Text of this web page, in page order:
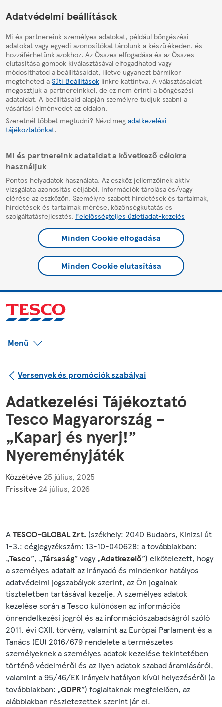
HelpPage
Adatvédelmi beállítások
Mi és partnereink személyes adatokat, például böngészési
adatokat vagy egyedi azonosítókat tárolunk a készülékeden, és
hozzáférhetünk azokhoz. Az Összes elfogadása és az Összes
elutasítása gombok kiválasztásával elfogadhatod vagy
módosíthatod a beállításaidat, illetve ugyanezt bármikor
megteheted a Süti Beállítások linkre kattintva. A választásaidat
megosztjuk a partnereinkkel, de ez nem érinti a böngészési
adataidat. A beállításaid alapján személyre tudjuk szabni a
vásárlási élményedet az oldalon.
Szeretnél többet megtudni? Nézd meg adatkezelési
tájékoztatónkat.
Mi és partnereink adataidat a következő célokra
használjuk
Pontos helyadatok használata. Az eszköz jellemzőinek aktív
vizsgálata azonosítás céljából. Információk tárolása és/vagy
elérése az eszközön. Személyre szabott hirdetések és tartalmak,
hirdetések és tartalmak mérése, közönségkutatás és
szolgáltatásfejlesztés. Felelősségteljes üzletiadat-kezelés
Minden Cookie elfogadása
Minden Cookie elutasítása
Menü
Versenyek és promóciók szabályai
Adatkezelési Tájékoztató
Tesco Magyarország –
„Kaparj és nyerj!”
Nyereményjáték
Közzétéve 25 július, 2025
Frissítve 24 július, 2026
ATESCO-GLOBAL Zrt. (székhely: 2040 Budaörs, Kinizsi út
1-3.; cégjegyzékszám: 13-10-040628; a továbbiakban:
„Tesco”, „Társaság” vagy „Adatkezelő”) elkötelezett, hogy
a személyes adatait az irányadó és mindenkor hatályos
adatvédelmi jogszabályok szerint, az Ön jogainak
tiszteletben tartásával kezelje. A személyes adatok
kezelése során a Tesco különösen az információs
önrendelkezési jogról és az információszabadságról szóló
2011. évi CXII. törvény, valamint az Európai Parlament és a
Tanács (EU) 2016/679 rendelete a természetes
személyeknek a személyes adatok kezelése tekintetében
történő védelméről és az ilyen adatok szabad áramlásáról,
valamint a 95/46/EK irányelv hatályon kívül helyezéséről (a
továbbiakban: „GDPR”) foglaltaknak megfelelően, az
alábbiakban részletezettek szerint jár el.